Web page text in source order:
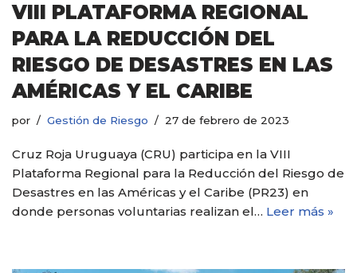
VIII PLATAFORMA REGIONAL
PARA LA REDUCCIÓN DEL
RIESGO DE DESASTRES EN LAS
AMÉRICAS Y EL CARIBE
por Gestión de Riesgo 27 de febrero de 2023
Cruz Roja Uruguaya (CRU) participa en la VIII
Plataforma Regional para la Reducción del Riesgo de
Desastres en las Américas y el Caribe (PR23) en
donde personas voluntarias realizan el… Leer más »